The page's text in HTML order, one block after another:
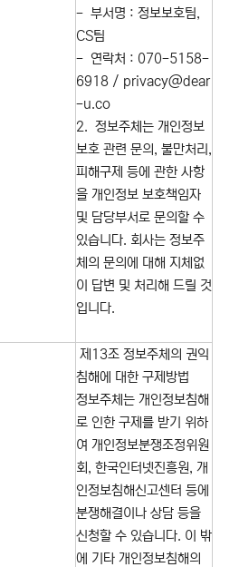
- 부서명 : 정보보호팀,
CS팀
- 연락처 : 070-5158-
6918 / privacy@dear
-u.co
2. 정보주체는 개인정보
보호 관련 문의, 불만처리,
피해구제 등에 관한 사항
을 개인정보 보호책임자
및 담당부서로 문의할 수
있습니다. 회사는 정보주
체의 문의에 대해 지체없
이 답변 및 처리해 드릴 것
입니다.
제13조 정보주체의 권익
침해에 대한 구제방법
정보주체는 개인정보침해
로 인한 구제를 받기 위하
여 개인정보분쟁조정위원
회, 한국인터넷진흥원, 개
인정보침해신고센터 등에
분쟁해결이나 상담 등을
신청할 수 있습니다. 이 밖
에 기타 개인정보침해의